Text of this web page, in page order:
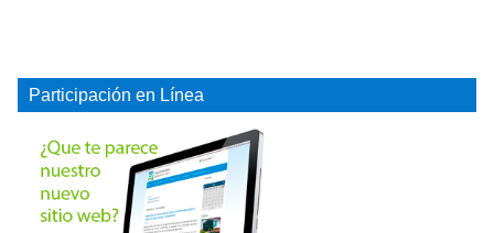
Participación en Línea